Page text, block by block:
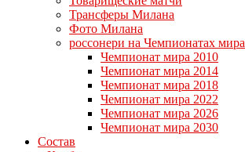
Трансферы Милана
Фото Милана
россонери на Чемпионатах мира
Чемпионат мира 2010
Чемпионат мира 2014
Чемпионат мира 2018
Чемпионат мира 2022
Чемпионат мира 2026
Чемпионат мира 2030
Состав